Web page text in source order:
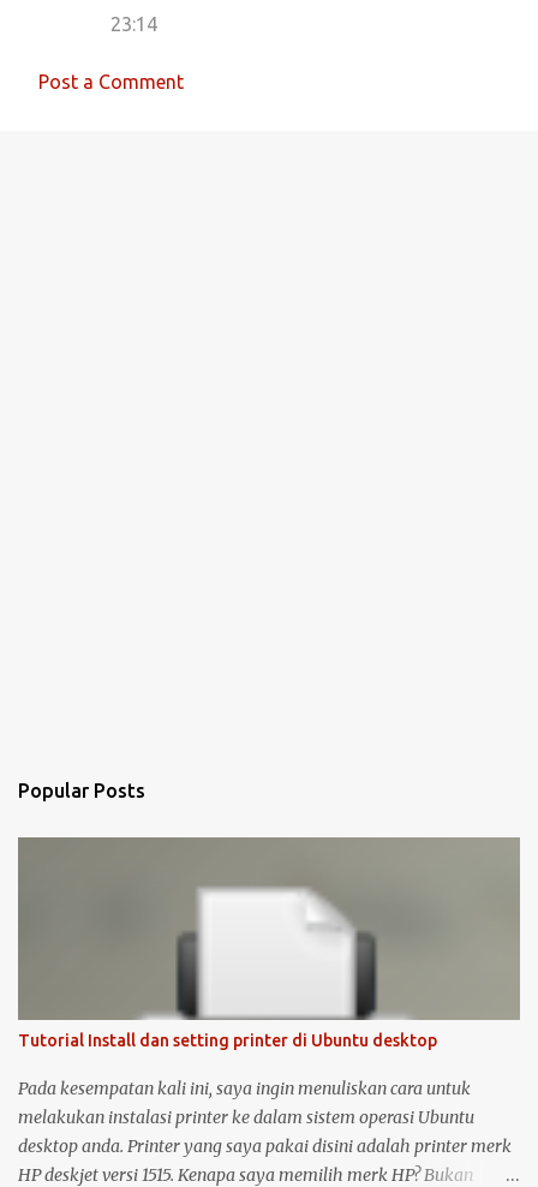
23:14
Post a Comment
Popular Posts
Tutorial Install dan setting printer di Ubuntu desktop
Pada kesempatan kali ini, saya ingin menuliskan cara untuk
melakukan instalasi printer ke dalam sistem operasi Ubuntu
desktop anda. Printer yang saya pakai disini adalah printer merk
HP deskjet versi 1515. Kenapa saya memilih merk HP? Bukan